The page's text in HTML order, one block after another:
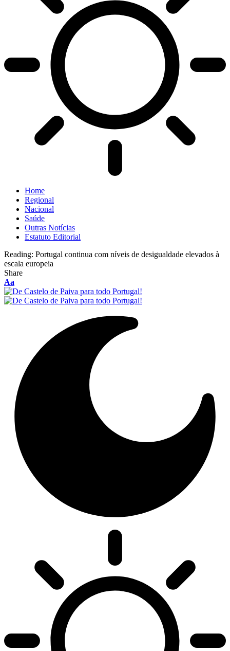
Home
Regional
Nacional
Saúde
Outras Notícias
Estatuto Editorial
Reading: Portugal continua com níveis de desigualdade elevados à
escala europeia
Share
Font
Resizer
Aa